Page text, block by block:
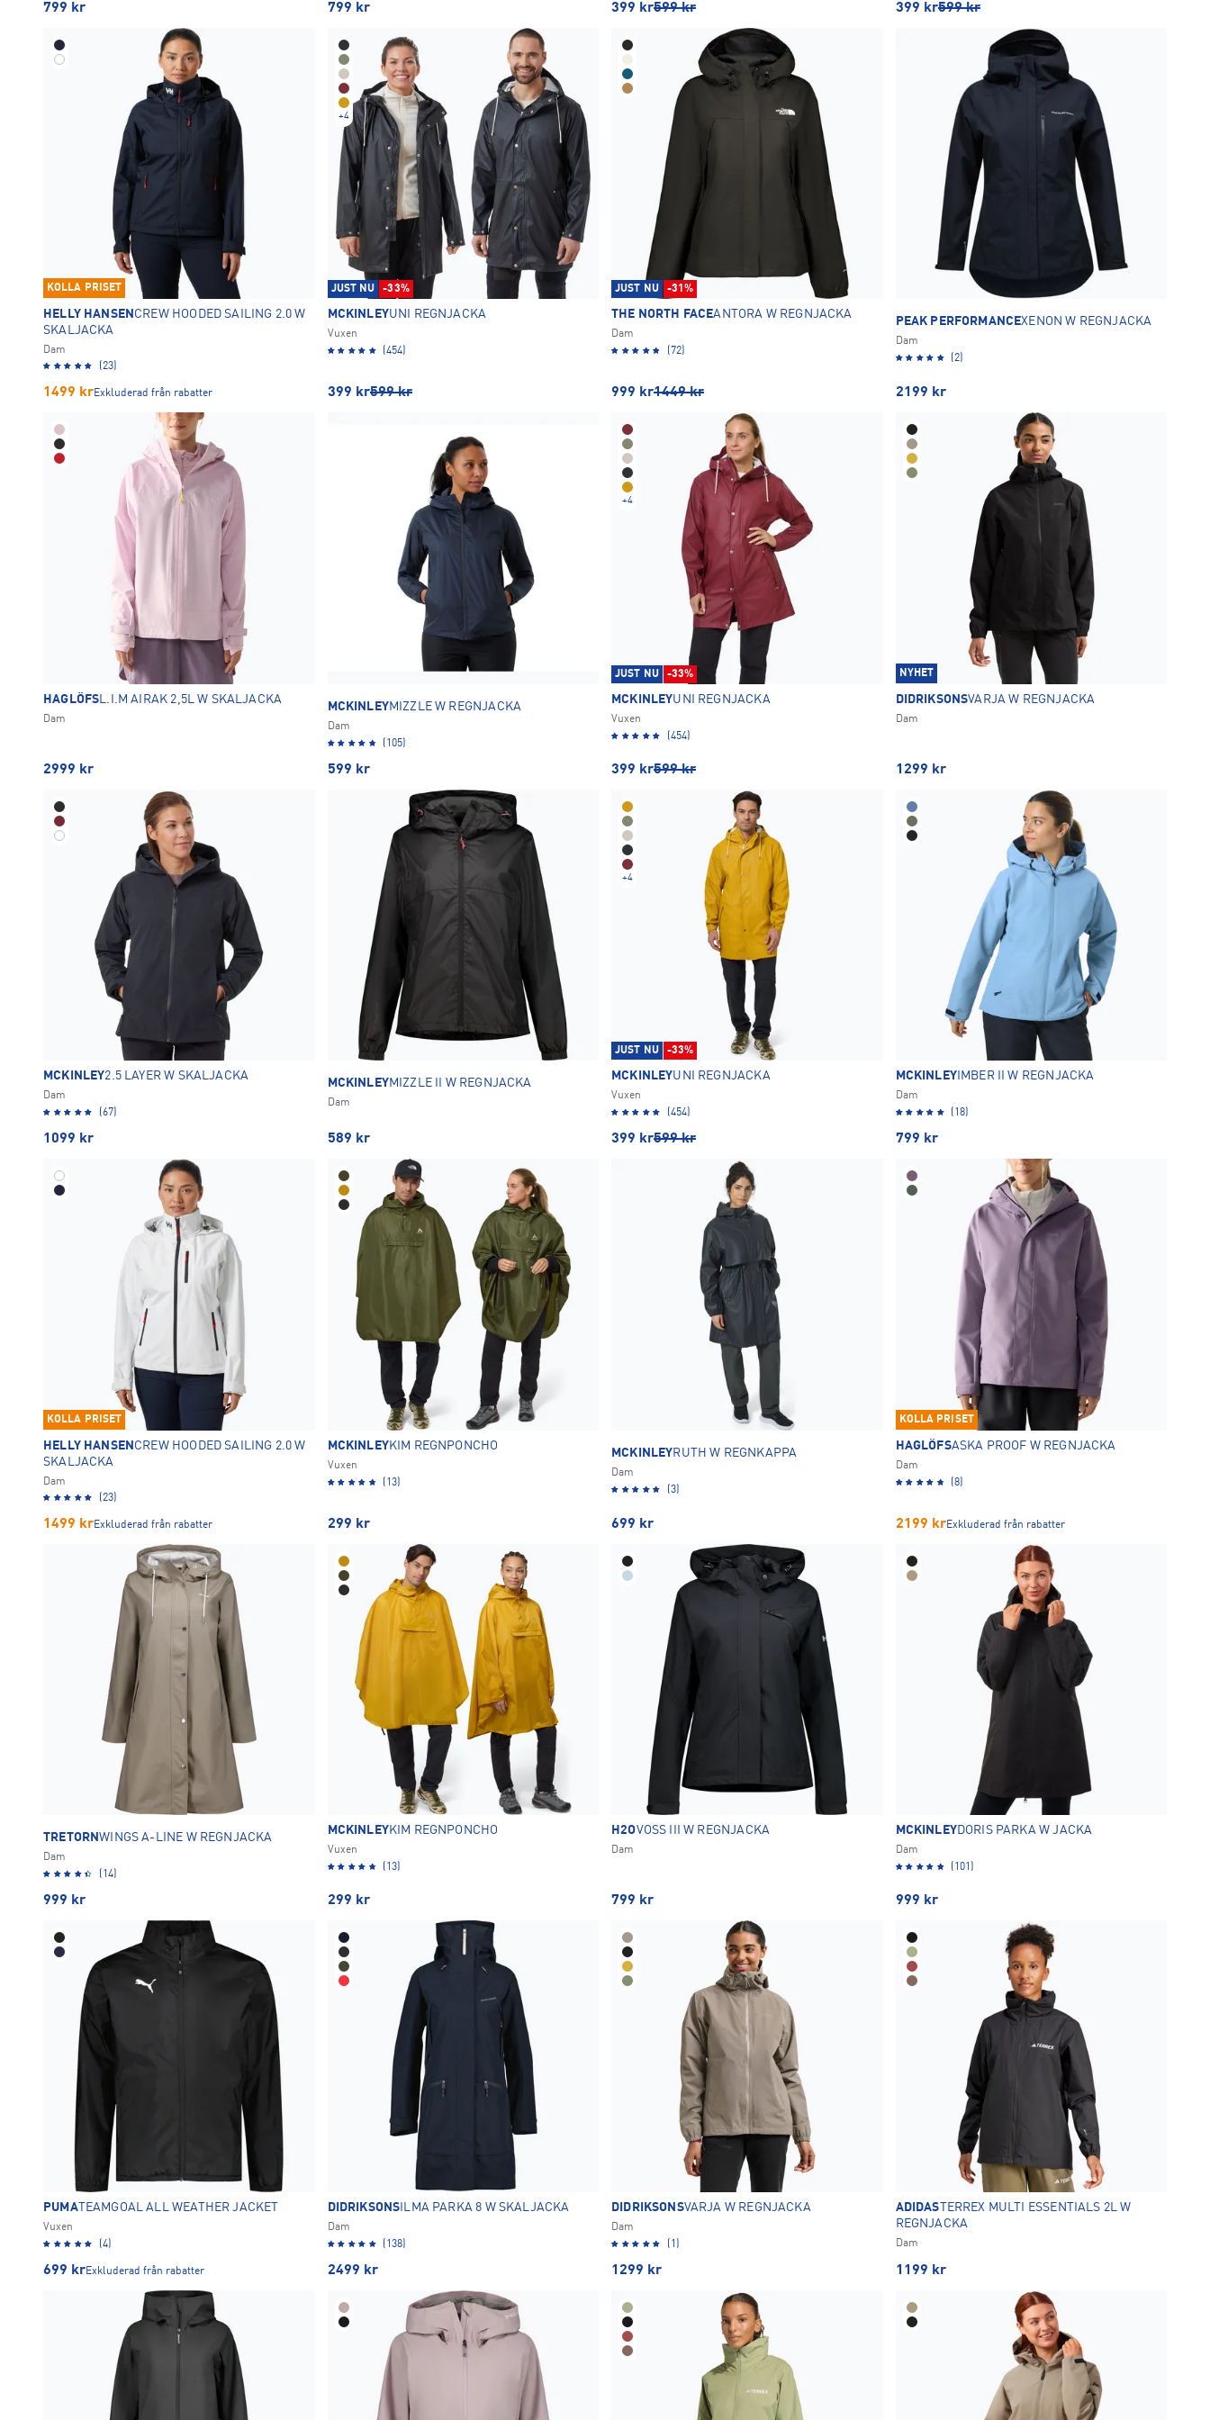
799 kr 799 kr 399 kr599 kr 399 kr599 kr
KOLLA PRISET
HELLY HANSEN CREW HOODED SAILING 2.0 W
SKALJACKA
Dam
(23)
1499 krExkluderad från rabatter
+4
JUST NU -33%
MCKINLEYUNI REGNJACKA
Vuxen
(454)
399 kr599 kr
JUST NU -31%
THE NORTH FACEANTORA W REGNJACKA
Dam
(72)
999 kr1449 kr
PEAK PERFORMANCEXENON W REGNJACKA
Dam
(2)
2199 kr
HAGLÖFS L.I.M AIRAK 2,5L W SKALJACKA
Dam
2999 kr
MCKINLEYMIZZLE W REGNJACKA
Dam
(105)
599 kr
+4
JUST NU -33%
MCKINLEYUNI REGNJACKA
Vuxen
(454)
399 kr599 kr
NYHET
DIDRIKSONSVARJA W REGNJACKA
Dam
1299 kr
MCKINLEY2.5 LAYER W SKALJACKA
Dam
(67)
1099 kr
MCKINLEYMIZZLE II W REGNJACKA
Dam
589 kr
+4
JUST NU -33%
MCKINLEYUNI REGNJACKA
Vuxen
(454)
399 kr599 kr
MCKINLEYIMBER II W REGNJACKA
Dam
(18)
799 kr
KOLLA PRISET
HELLY HANSEN CREW HOODED SAILING 2.0 W
SKALJACKA
Dam
(23)
1499 krExkluderad från rabatter
MCKINLEYKIM REGNPONCHO
Vuxen
(13)
299 kr
MCKINLEYRUTH W REGNKAPPA
Dam
(3)
699 kr
KOLLA PRISET
HAGLÖFSASKA PROOF W REGNJACKA
Dam
(8)
2199 krExkluderad från rabatter
TRETORNWINGS A-LINE W REGNJACKA
Dam
(14)
999 kr
MCKINLEYKIM REGNPONCHO
Vuxen
(13)
299 kr
H2OVOSS III W REGNJACKA
Dam
799 kr
MCKINLEYDORIS PARKA W JACKA
Dam
(101)
999 kr
PUMATEAMGOAL ALL WEATHER JACKET
Vuxen
(4)
699 krExkluderad från rabatter
DIDRIKSONS ILMA PARKA 8 W SKALJACKA
Dam
(138)
2499 kr
DIDRIKSONSVARJA W REGNJACKA
Dam
(1)
1299 kr
ADIDASTERREX MULTI ESSENTIALS 2L W
REGNJACKA
Dam
1199 kr